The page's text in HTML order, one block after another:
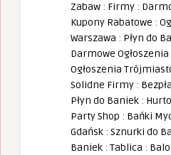
Zabaw : Firmy :
Kupony Rabatowe :
Warszawa : Płyn do
Darmowe
Ogłoszenia
Solidne Firmy :
Płyn do Baniek :
Party Shop : Bańki
Gdańsk : Sznurki do
Baniek : Tablica :